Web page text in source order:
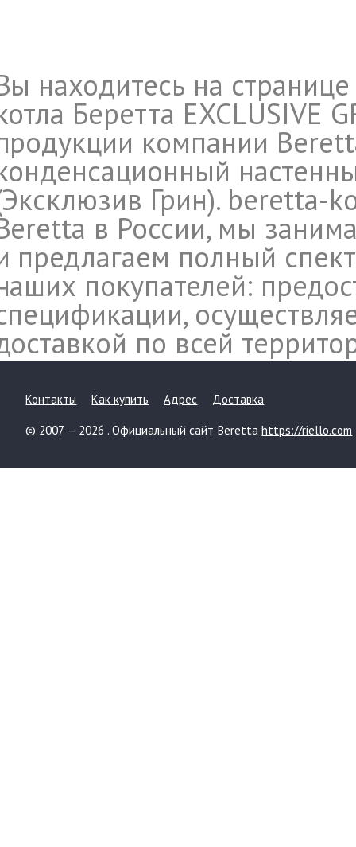
находитесь на
Беретта EXCLUSIVE
компании
Грин). beretta-
в России, мы
предлагаем полный
покупателей:
по всей
Контакты Как купить Адрес Доставка
© 2007 — 2026 . Официальный сайт Berettahttps://riello.com